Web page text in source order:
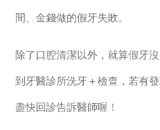
間、金錢做的假牙失敗。
除了口腔清潔以外，就算假牙
到牙醫診所洗牙＋檢查，若有
盡快回診告訴醫師喔！